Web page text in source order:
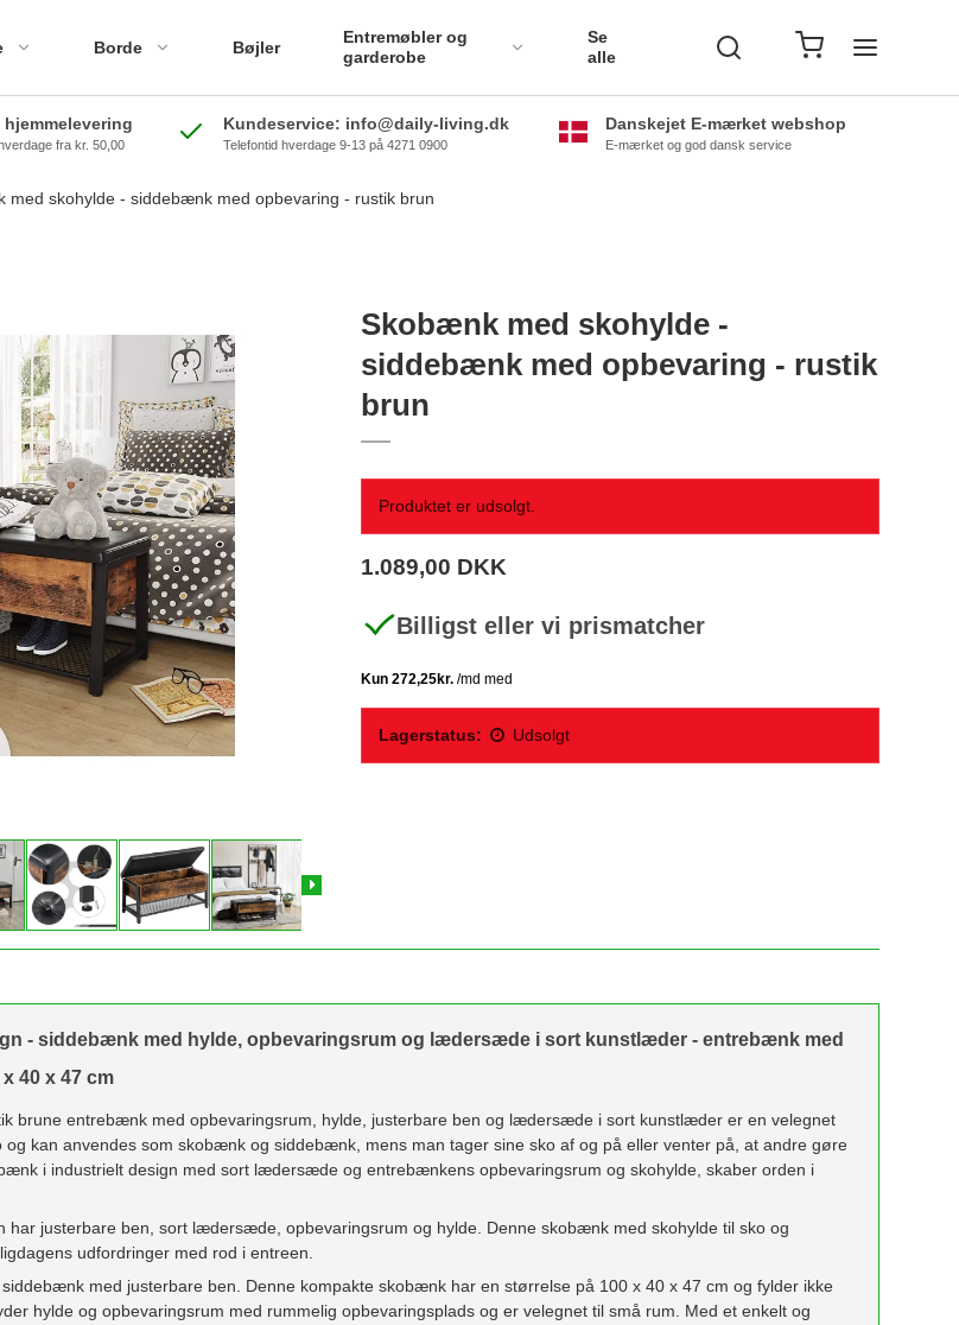
Borde Bøjler
Entremøbler og
garderobe
Se
alle
fra kr. 50,00
Kundeservice: info@daily-living.dk
Telefontid hverdage 9-13 på 4271 0900
Danskejet E-mærket webshop
E-mærket og god dansk service
med skohylde - siddebænk med opbevaring - rustik brun
Skobænk med skohylde -
siddebænk med opbevaring - rustik
brun
Produktet er udsolgt.
1.089,00 DKK
Billigst eller vi prismatcher
Lagerstatus: Udsolgt
- siddebænk med hylde, opbevaringsrum og lædersæde i sort kunstlæder - entrebænk med
40 x 47 cm
brune entrebænk med opbevaringsrum, hylde, justerbare ben og lædersæde i sort kunstlæder er en velegnet
kan anvendes som skobænk og siddebænk, mens man tager sine sko af og på eller venter på, at andre gøre
i industrielt design med sort lædersæde og entrebænkens opbevaringsrum og skohylde, skaber orden i
har justerbare ben, sort lædersæde, opbevaringsrum og hylde. Denne skobænk med skohylde til sko og
udfordringer med rod i entreen.
med justerbare ben. Denne kompakte skobænk har en størrelse på 100 x 40 x 47 cm og fylder ikke
hylde og opbevaringsrum med rummelig opbevaringsplads og er velegnet til små rum. Med et enkelt og